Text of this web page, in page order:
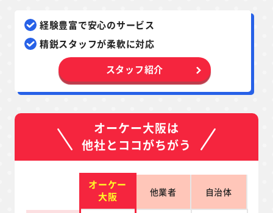
経験豊富で安心のサービス
精鋭スタッフが柔軟に対応
スタッフ紹介
オーケー大阪は
他社とココがちがう
オーケー
大阪
他業者 自治体